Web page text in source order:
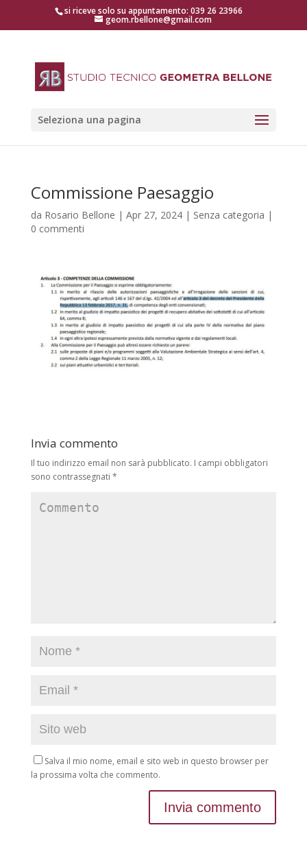
si riceve solo su appuntamento: 039 26 23966
geom.rbellone@gmail.com
Seleziona una pagina
Commissione Paesaggio
da Rosario Bellone | Apr 27, 2024| Senza categoria |
0 commenti
Invia commento
Il tuo indirizzo email non sarà pubblicato. I campi obbligatori
sono contrassegnati *
Salva il mio nome, email e sito web in questo browser per
la prossima volta che commento.